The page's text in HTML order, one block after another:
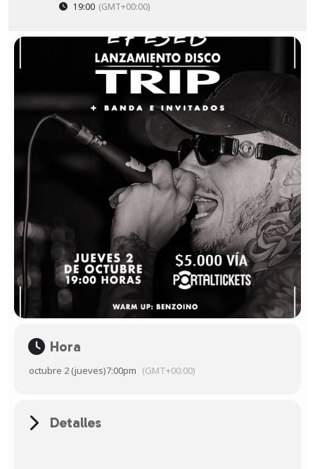
19:00 (GMT+00:00)
Hora
octubre 2 (jueves)7:00pm (GMT+00:00)
Detalles